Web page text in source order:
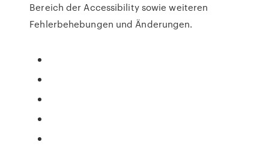
Bereich der Accessibility sowie weiteren
Fehlerbehebungen und Änderungen.